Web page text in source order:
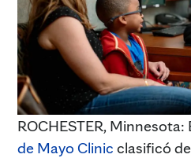
ROCHESTER, Minnesota:
de Mayo Clinic clasificó